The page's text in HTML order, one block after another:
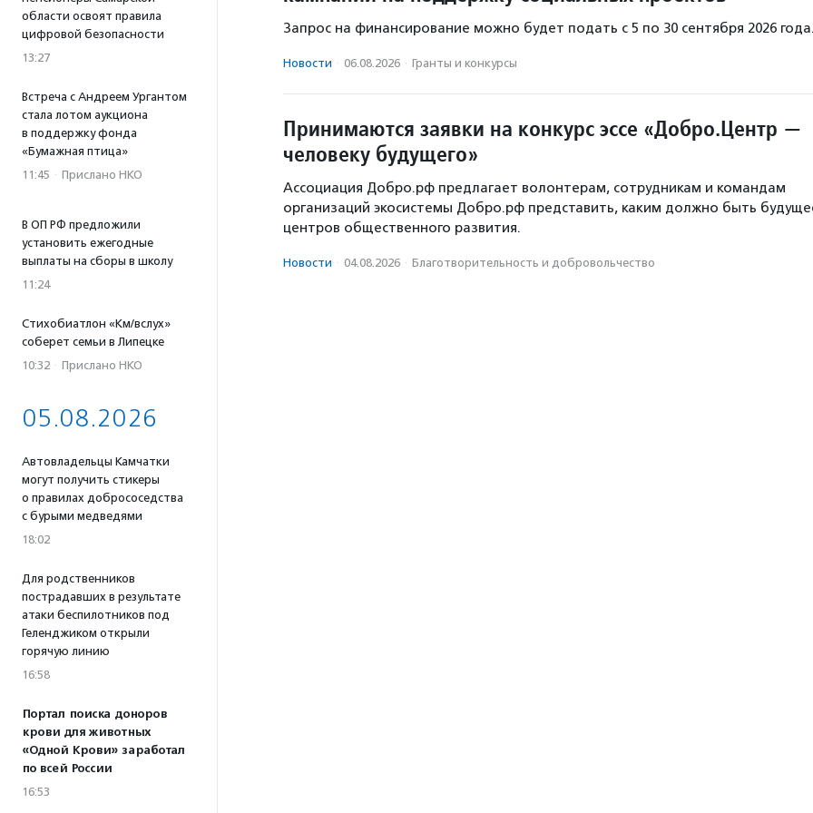
области освоят правила
цифровой безопасности
13:27
Встреча с Андреем Ургантом
стала лотом аукциона
в поддержку фонда
«Бумажная птица»
11:45 · Прислано НКО
В ОП РФ предложили
установить ежегодные
выплаты на сборы в школу
11:24
Стихобиатлон «Км/вслух»
соберет семьи в Липецке
10:32 · Прислано НКО
05.08.2026
Автовладельцы Камчатки
могут получить стикеры
о правилах добрососедства
с бурыми медведями
18:02
Для родственников
пострадавших в результате
атаки беспилотников под
Геленджиком открыли
горячую линию
16:58
Портал поиска доноров
крови для животных
«Одной Крови» заработал
по всей России
16:53
Запрос на финансирование можно будет подать с 5 по 30 сентября 2026
Новости · 06.08.2026 · Гранты и конкурсы
Принимаются заявки на конкурс эссе «Добро.Центр —
человеку будущего»
Ассоциация Добро.рф предлагает волонтерам, сотрудникам и командам
организаций экосистемы Добро.рф представить, каким должно быть
центров общественного развития.
Новости · 04.08.2026 · Благотвори­тель­ность и доброволь­чест­во